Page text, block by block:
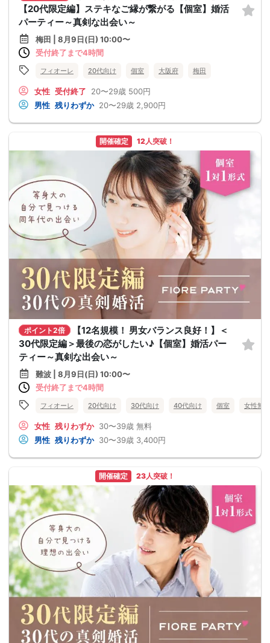
【20代限定編】ステキなご縁が繋がる【個室】婚活
パーティー～真剣な出会い～
梅田 | 8月9日(日) 10:00〜
受付終了まで4時間
フィオーレ 20代向け 個室 大阪府 梅田
女性 受付終了 20〜29歳 500円
男性 残りわずか 20〜29歳 2,900円
開催確定 12人突破！
ポイント2倍
【12名規模！ 男女バランス良好！】＜
30代限定編＞最後の恋がしたい♪【個室】婚活パー
ティー～真剣な出会い～
難波 | 8月9日(日) 10:00〜
受付終了まで4時間
フィオーレ 20代向け 30代向け 40代向け 個室 女性無料
女性 残りわずか 30〜39歳 無料
男性 残りわずか 30〜39歳 3,400円
開催確定 23人突破！